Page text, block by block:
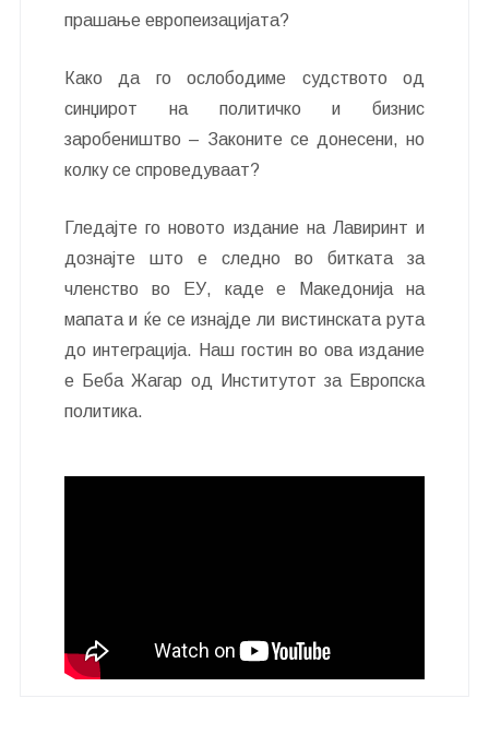
прашање европеизацијата?
Како да го ослободиме судството од
синџирот на политичко и бизнис
заробеништво – Законите се донесени, но
колку се спроведуваат?
Гледајте го новото издание на Лавиринт и
дознајте што е следно во битката за
членство во ЕУ, каде е Македонија на
мапата и ќе се изнајде ли вистинската рута
до интеграција. Наш гостин во ова издание
е Беба Жагар од Институтот за Европска
политика.